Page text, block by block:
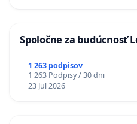
Spoločne za budúcnosť
1 263 podpisov
1 263 Podpisy / 30 dni
23 Jul 2026